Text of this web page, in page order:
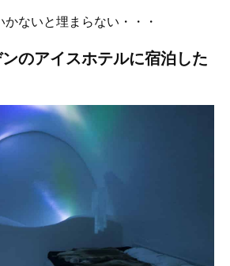
ないと埋まらない・・・
のアイスホテルに宿泊した